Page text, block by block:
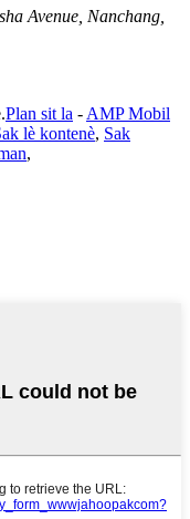
Avenue, Nanchang,
Plan sit la - AMP Mobil
lè kontenè, Sak
,